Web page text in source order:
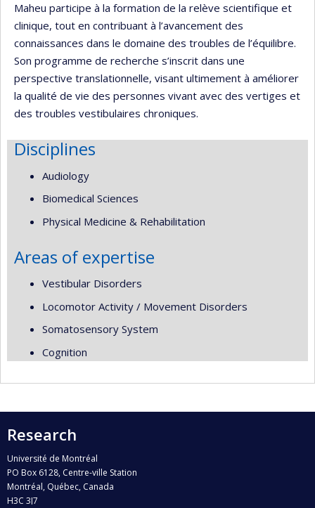
Maheu participe à la formation de la relève scientifique et
clinique, tout en contribuant à l’avancement des
connaissances dans le domaine des troubles de l’équilibre.
Son programme de recherche s’inscrit dans une
perspective translationnelle, visant ultimement à améliorer
la qualité de vie des personnes vivant avec des vertiges et
des troubles vestibulaires chroniques.
Disciplines
Audiology
Biomedical Sciences
Physical Medicine & Rehabilitation
Areas of expertise
Vestibular Disorders
Locomotor Activity / Movement Disorders
Somatosensory System
Cognition
Research
Université de Montréal
PO Box 6128, Centre-ville Station
Montréal, Québec, Canada
H3C 3J7